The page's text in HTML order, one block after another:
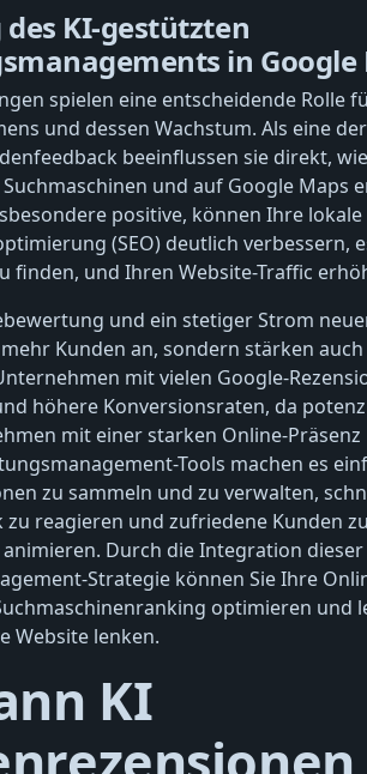
KI-gestützten
in Google
spielen eine entscheidende Rolle
und dessen Wachstum. Als eine
beeinflussen sie direkt,
und auf Google Maps
positive, können Ihre lokale
(SEO) deutlich verbessern,
finden, und Ihren Website-Traffic
und ein stetiger Strom
Kunden an, sondern stärken
mit vielen Google-
höhere Konversionsraten, da
mit einer starken Online-Präsenz
Tools machen es
zu sammeln und zu verwalten,
zu reagieren und zufriedene Kunden
Durch die Integration
Strategie können Sie Ihre
optimieren und
Website lenken.
KI